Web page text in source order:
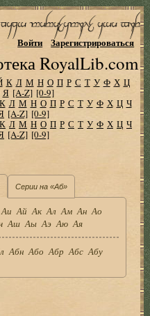
RoyalLib.com
Войти Зарегистрироваться
К Л М Н О П Р С Т У Ф Х Ц
Я [A-Z] [0-9]
К Л М Н О П Р С Т У Ф Х Ц Ч
[A-Z] [0-9]
К Л М Н О П Р С Т У Ф Х Ц Ч
[A-Z] [0-9]
Серии на «Аб»
Аи Ай Ак Ал Ам Ан Ао
Аш Аы Аэ Аю Ая
Абн Або Абр Абс Абу